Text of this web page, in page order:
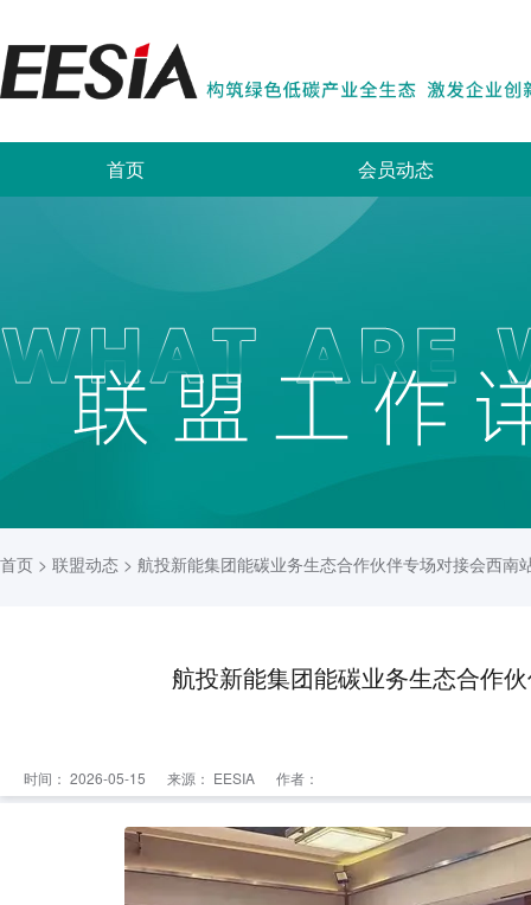
首页 会员动态
首页 > 联盟动态 > 航投新能集团能碳业务生态合作伙伴专场对接会西南
航投新能集团能碳业务生态合作
时间： 2026-05-15 来源： EESIA 作者：